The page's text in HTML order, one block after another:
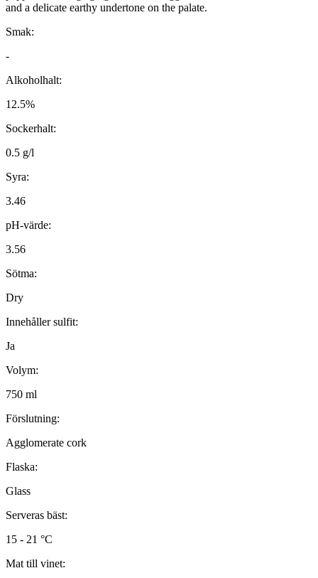
and a delicate earthy undertone on the palate.
Smak:
-
Alkoholhalt:
12.5%
Sockerhalt:
0.5 g/l
Syra:
3.46
pH-värde:
3.56
Sötma:
Dry
Innehåller sulfit:
Ja
Volym:
750 ml
Förslutning:
Agglomerate cork
Flaska:
Glass
Serveras bäst:
15 - 21 °C
Mat till vinet: